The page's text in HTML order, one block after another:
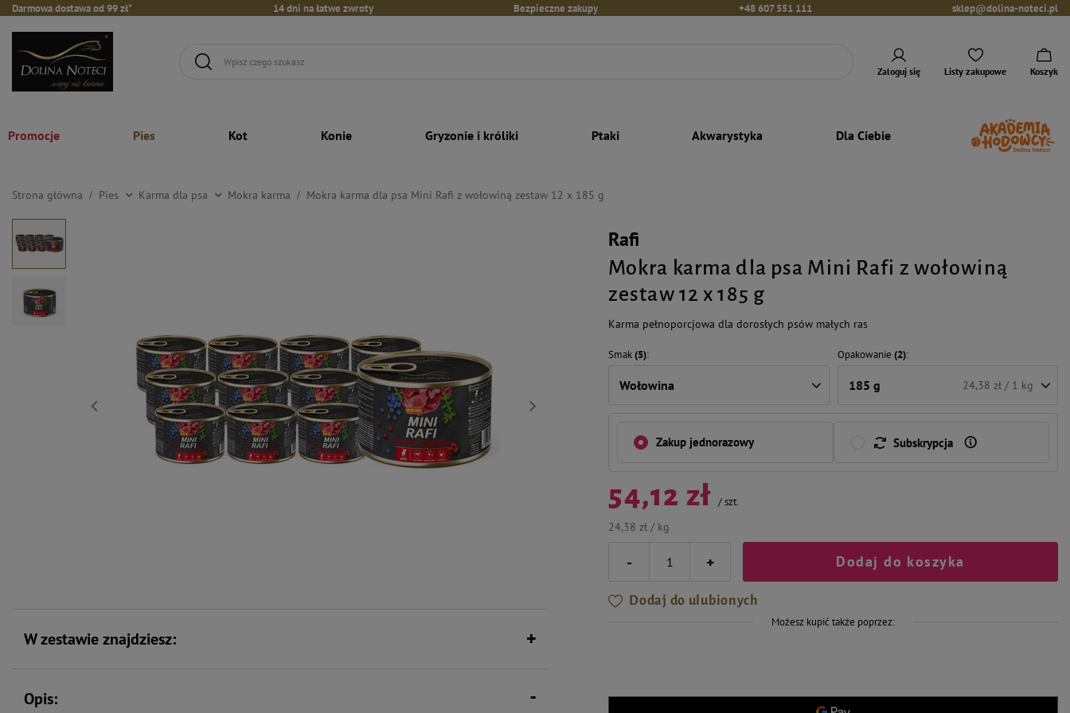
Darmowa dostawa od 99 zł* 14 dni na łatwe zwroty Bezpieczne zakupy +48 607 551 111 sklep@dolina-noteci.pl
Zaloguj się Listy zakupowe Koszyk
Promocje Pies Kot Konie Gryzonie i króliki Ptaki Akwarystyka Dla Ciebie
Strona główna Pies Karma dla psa Mokra karma Mokra karma dla psa Mini Rafi z wołowiną zestaw 12 x 185 g
Rafi
Mokra karma dla psa Mini Rafi z wołowiną
zestaw 12 x 185 g
Karma pełnoporcjowa dla dorosłych psów małych ras
Smak(5)
Wołowina
Opakowanie (2)
185 g 24,38 zł / 1 kg
Zakup jednorazowy Subskrypcja
54,12 zł /szt.
24,38 zł / kg
- + Dodaj do koszyka
Dodaj do ulubionych
Możesz kupić także poprzez:
W zestawie znajdziesz:
Opis: